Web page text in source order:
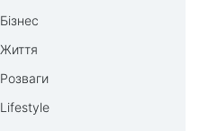
Бізнес
Життя
Розваги
Lifestyle